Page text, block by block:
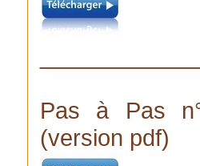
Pas à Pas
(version pdf)